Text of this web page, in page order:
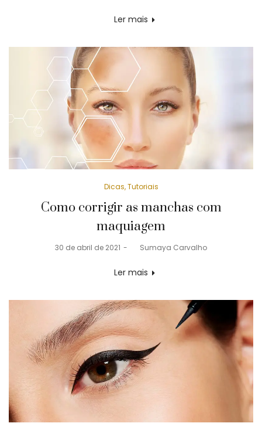
Ler mais
Posted
Dicas Tutoriais
Como corrigir as manchas com
maquiagem
Posted
30 de abril de 2021 Sumaya Carvalho
Ler mais